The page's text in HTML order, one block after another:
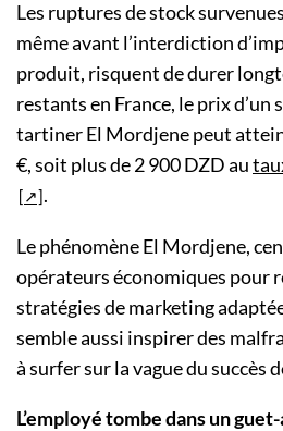
Les ruptures de stock
même avant l’interdiction
produit, risquent de durer
restants en France, le prix d’un
tartiner El Mordjene peut
€, soit plus de 2 900 DZD au
.
Le phénomène El Mordjene,
opérateurs économiques pour
stratégies de marketing
semble aussi inspirer des
à surfer sur la vague du succès
L’employé tombe dans un